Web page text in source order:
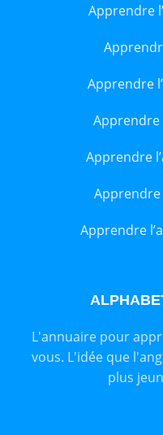
Apprendre
Apprendre
Apprendre
Apprendre
Apprendre
Apprendre
L'annuaire pour
vous. L'idée que
plus